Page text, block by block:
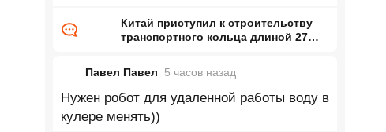
Китай приступил к строительству
транспортного кольца длиной 27
Павел Павел
5 часов назад
Нужен робот для удаленной работы воду в
кулере менять))